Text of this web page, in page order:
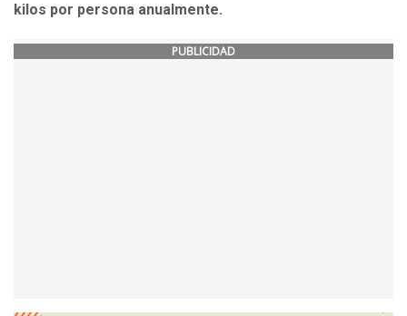
kilos por persona anualmente.
PUBLICIDAD